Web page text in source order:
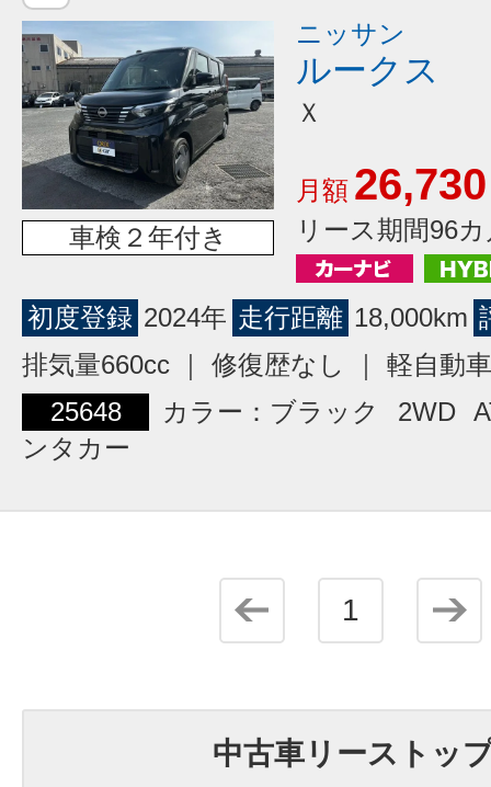
車検２年付き
ニッサン
ルークス
Ｘ
月額 26,730
リース期間96
初度登録 2024年 走行距離 18,000km
排気量660cc ｜ 修復歴なし ｜ 軽自動車
25648
カラー：ブラック 2WD
ンタカー
1
中古車リーストッ